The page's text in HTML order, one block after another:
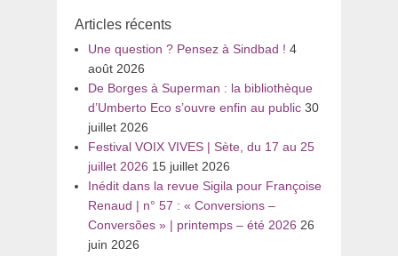
Articles récents
Une question ? Pensez à Sindbad ! 4
août 2026
De Borges à Superman : la bibliothèque
d’Umberto Eco s’ouvre enfin au public 30
juillet 2026
Festival VOIX VIVES | Sète, du 17 au 25
juillet 2026 15 juillet 2026
Inédit dans la revue Sigila pour Françoise
Renaud | n° 57 : « Conversions –
Conversões » | printemps – été 2026 26
juin 2026